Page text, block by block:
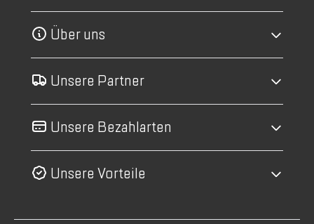
Über uns
Unsere Partner
Unsere Bezahlarten
Unsere Vorteile